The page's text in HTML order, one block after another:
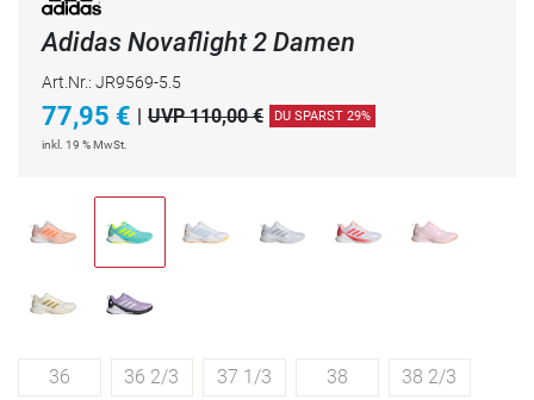
Adidas Novaflight 2 Damen
Art.Nr.: JR9569-5.5
77,95 € | UVP 110,00 € DU SPARST 29%
inkl. 19 % MwSt.
36 36 2/3 37 1/3 38 38 2/3